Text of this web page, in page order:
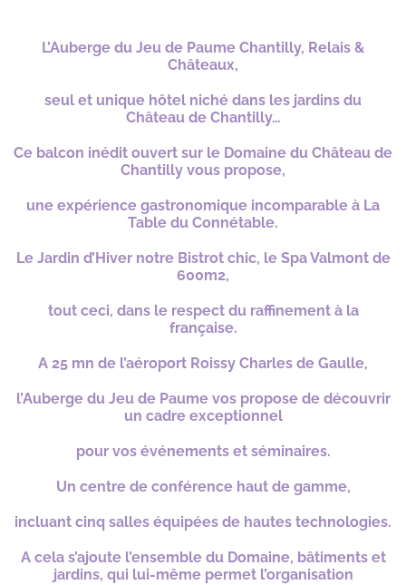
L’Auberge du Jeu de Paume Chantilly, Relais &
Châteaux,
seul et unique hôtel niché dans les jardins du
Château de Chantilly…
Ce balcon inédit ouvert sur le Domaine du Château de
Chantilly vous propose,
une expérience gastronomique incomparable à La
Table du Connétable.
Le Jardin d’Hiver notre Bistrot chic, le Spa Valmont de
600m2,
tout ceci, dans le respect du raffinement à la
française.
A 25 mn de l’aéroport Roissy Charles de Gaulle,
l’Auberge du Jeu de Paume vos propose de découvrir
un cadre exceptionnel
pour vos événements et séminaires.
Un centre de conférence haut de gamme,
incluant cinq salles équipées de hautes technologies.
A cela s’ajoute l’ensemble du Domaine, bâtiments et
jardins, qui lui-même permet l’organisation